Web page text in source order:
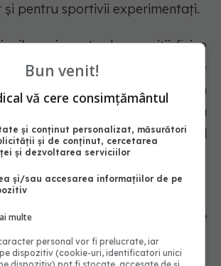
și pentru sportivii experimentați.
mai scurte de exerciții fizice
pentru fanii fitness-ului de toate
timpului vă permite să
la intensități mai mari, care nu
cu ușurință sau confortabil
mai lungi de timp.
stresul provocat de
Bun venit!
vă cere consimțământul
și conținut personalizat, măsurători
și de conținut, cercetarea
și dezvoltarea serviciilor
și/sau accesarea informațiilor de pe
multe
personal vor fi prelucrate, iar
dispozitiv (cookie-uri, identificatori unici